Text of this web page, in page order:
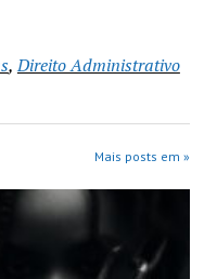
,Direito Administrativo
Mais posts em »